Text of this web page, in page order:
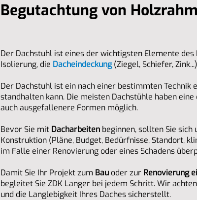
Begutachtung von
Der Dachstuhl ist eines der wichtigsten Elemente des
Isolierung, die Dacheindeckung (Ziegel, Schiefer,
Der Dachstuhl ist ein nach einer bestimmten Technik
standhalten kann. Die meisten Dachstühle haben
auch ausgefallenere Formen möglich.
Bevor Sie mit Dacharbeiten beginnen, sollten Sie
Konstruktion (Pläne, Budget, Bedürfnisse, Standort,
im Falle einer Renovierung oder eines Schadens
Damit Sie Ihr Projekt zum Bau oder zur Renovierung
begleitet Sie ZDK Langer bei jedem Schritt. Wir
und die Langlebigkeit Ihres Daches sicherstellt.